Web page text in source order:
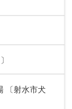
〔射水市犬